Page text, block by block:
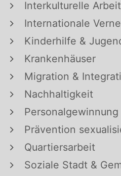
Interkulturelle Arbeit
Internationale
Kinderhilfe &
Krankenhäuser
Migration &
Nachhaltigkeit
Personalgewinnung
Prävention
Quartiersarbeit
Soziale Stadt &